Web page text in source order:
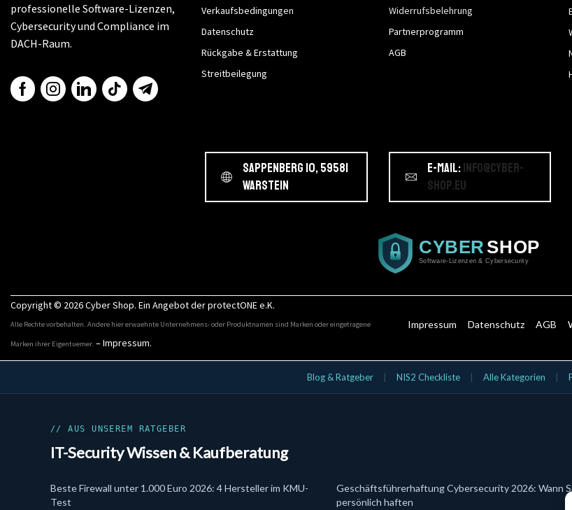
professionelle Software-Lizenzen,
Cybersecurity und Compliance im
DACH-Raum.
Verkaufsbedingungen
Datenschutz
Rückgabe & Erstattung
Streitbeilegung
Widerrufsbelehrung
Partnerprogramm
AGB
Sappenberg 10, 59581
Warstein
E-Mail:info@cyber-
shop.eu
Copyright © 2026Cyber Shop. Ein Angebot der protectONE e.K.
Alle Rechte vorbehalten. Andere hier erwaehnte Unternehmens- oder Produktnamen sind Marken oder eingetragene
Marken ihrer Eigentuemer. –Impressum.
Impressum Datenschutz AGB
Aktionsangebote
Data Security
Email Security
Blog & Ratgeber | NIS2 Checkliste | Alle Kategorien |
// AUS UNSEREM RATGEBER
IT-Security Wissen & Kaufberatung
Beste Firewall unter 1.000 Euro 2026: 4 Hersteller im KMU-
Test
Geschäftsführerhaftung Cybersecurity 2026: Wann
persönlich haften